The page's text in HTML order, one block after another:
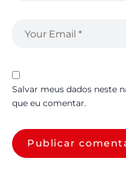
Salvar meus dados neste
que eu comentar.